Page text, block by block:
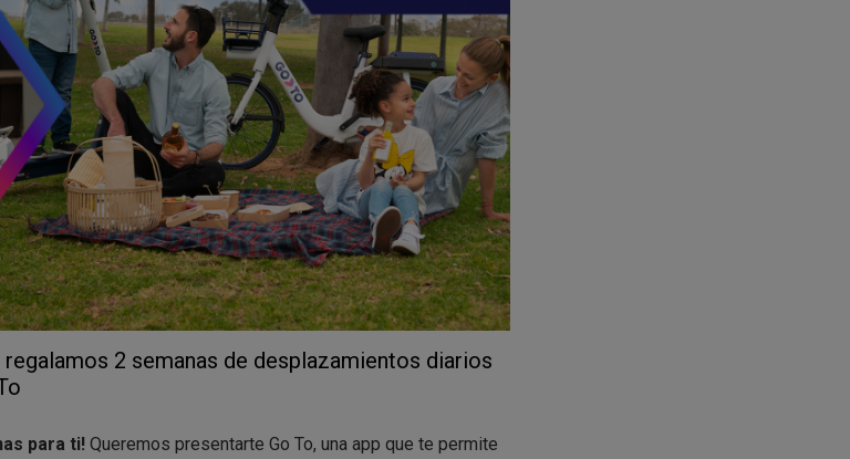
2 semanas de desplazamientos diarios
para ti! Queremos presentarte Go To, una app que te permite